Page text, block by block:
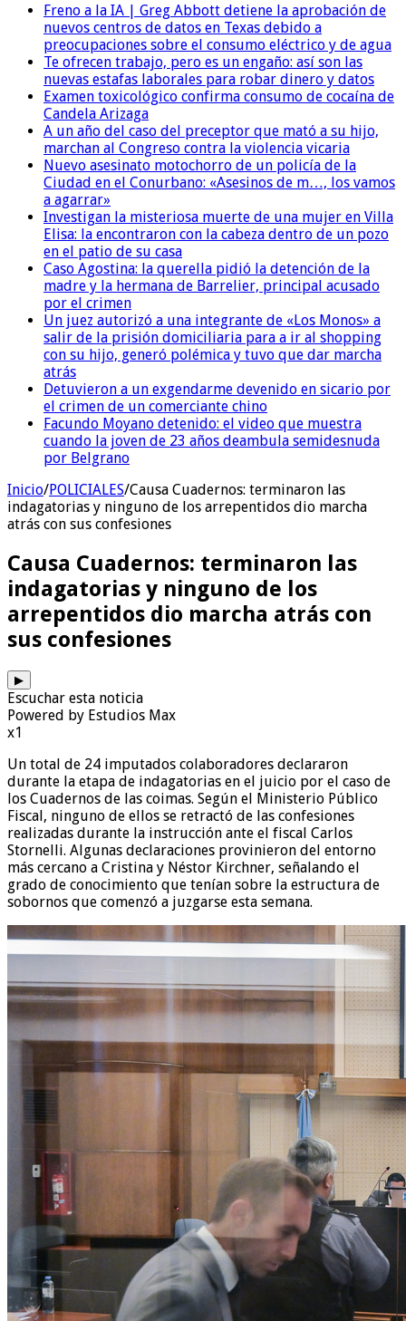
Freno a la IA | Greg Abbott detiene la aprobación de
nuevos centros de datos en Texas debido a
preocupaciones sobre el consumo eléctrico y de agua
Te ofrecen trabajo, pero es un engaño: así son las
nuevas estafas laborales para robar dinero y datos
Examen toxicológico confirma consumo de cocaína de
Candela Arizaga
A un año del caso del preceptor que mató a su hijo,
marchan al Congreso contra la violencia vicaria
Nuevo asesinato motochorro de un policía de la
Ciudad en el Conurbano: «Asesinos de m…, los vamos
a agarrar»
Investigan la misteriosa muerte de una mujer en Villa
Elisa: la encontraron con la cabeza dentro de un pozo
en el patio de su casa
Caso Agostina: la querella pidió la detención de la
madre y la hermana de Barrelier, principal acusado
por el crimen
Un juez autorizó a una integrante de «Los Monos» a
salir de la prisión domiciliaria para a ir al shopping
con su hijo, generó polémica y tuvo que dar marcha
atrás
Detuvieron a un exgendarme devenido en sicario por
el crimen de un comerciante chino
Facundo Moyano detenido: el video que muestra
cuando la joven de 23 años deambula semidesnuda
por Belgrano
Inicio/POLICIALES/Causa Cuadernos: terminaron las
indagatorias y ninguno de los arrepentidos dio marcha
atrás con sus confesiones
Causa Cuadernos: terminaron las
indagatorias y ninguno de los
arrepentidos dio marcha atrás con
sus confesiones
▶
Escuchar esta noticia
Powered by Estudios Max
x1
Un total de 24 imputados colaboradores declararon
durante la etapa de indagatorias en el juicio por el caso de
los Cuadernos de las coimas. Según el Ministerio Público
Fiscal, ninguno de ellos se retractó de las confesiones
realizadas durante la instrucción ante el fiscal Carlos
Stornelli. Algunas declaraciones provinieron del entorno
más cercano a Cristina y Néstor Kirchner, señalando el
grado de conocimiento que tenían sobre la estructura de
sobornos que comenzó a juzgarse esta semana.